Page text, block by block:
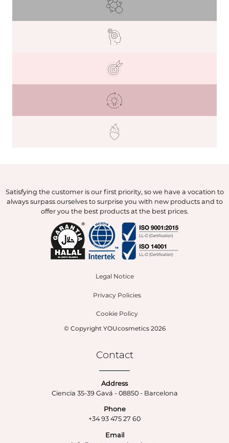
Satisfying the customer is our first priority, so we have a vocation to
always surpass ourselves to surprise you with new products and to
offer you the best products at the best prices.
Legal Notice
Privacy Policies
Cookie Policy
© Copyright YOUcosmetics 2026
Contact
Address
Ciencia 35-39 Gavá - 08850 - Barcelona
Phone
+34 93 475 27 60
Email